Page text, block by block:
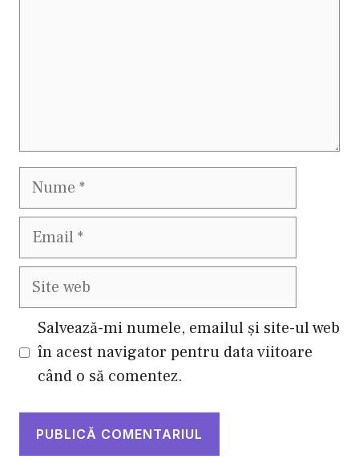
Nume
Email
Site
Salvează-mi numele, emailul și site-ul web
în acest navigator pentru data viitoare
când o să comentez.